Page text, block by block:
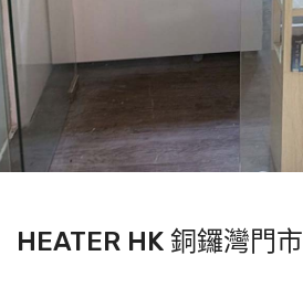
HEATER HK 銅鑼灣門市